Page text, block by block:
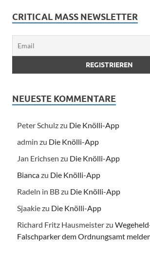
CRITICAL MASS NEWSLETTER
NEUESTE KOMMENTARE
Peter Schulzzu Die Knölli-App
admin zu Die Knölli-App
Jan Erichsen zu Die Knölli-App
Biancazu Die Knölli-App
Radeln in BBzu Die Knölli-App
Sjaakiezu Die Knölli-App
Richard Fritz Hausmeisterzu
Falschparker dem Ordnungsamt